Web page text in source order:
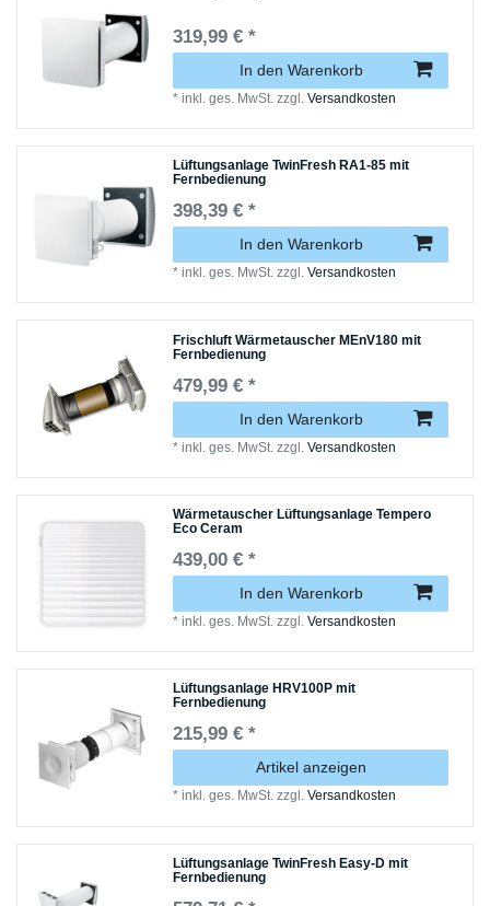
319,99 € *
In den Warenkorb
*inkl. ges. MwSt. zzgl.Versandkosten
Lüftungsanlage TwinFresh RA1-85 mit
Fernbedienung
398,39 € *
In den Warenkorb
*inkl. ges. MwSt. zzgl.Versandkosten
Frischluft Wärmetauscher MEnV180 mit
Fernbedienung
479,99 € *
In den Warenkorb
*inkl. ges. MwSt. zzgl.Versandkosten
Wärmetauscher Lüftungsanlage Tempero
Eco Ceram
439,00 € *
In den Warenkorb
*inkl. ges. MwSt. zzgl.Versandkosten
Lüftungsanlage HRV100P mit
Fernbedienung
215,99 € *
Artikel anzeigen
*inkl. ges. MwSt. zzgl.Versandkosten
Lüftungsanlage TwinFresh Easy-D mit
Fernbedienung